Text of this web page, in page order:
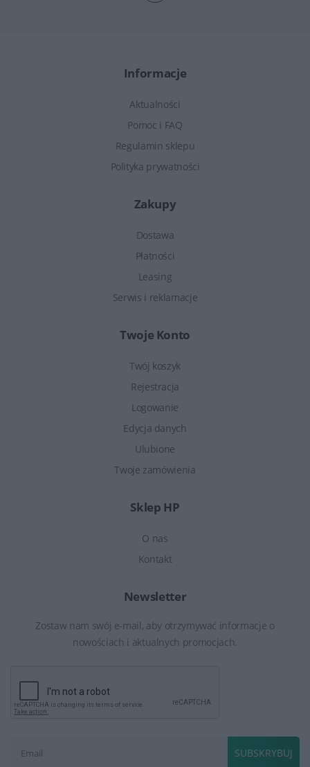
Informacje
Aktualności
Pomoc i FAQ
Regulamin sklepu
Polityka prywatności
Zakupy
Dostawa
Płatności
Leasing
Serwis i reklamacje
Twoje Konto
Twój koszyk
Rejestracja
Logowanie
Edycja danych
Ulubione
Twoje zamówienia
Sklep HP
O nas
Kontakt
Newsletter
Zostaw nam swój e-mail, aby otrzymywać informacje o
nowościach i aktualnych promocjach.
SUBSKRYBUJ